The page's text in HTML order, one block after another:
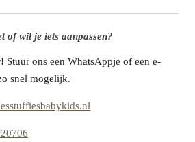
of wil je iets aanpassen?
Stuur ons een WhatsAppje of een e-
snel mogelijk.